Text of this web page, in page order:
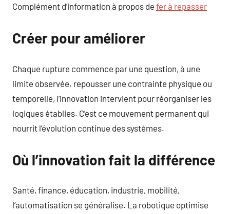
Complément d’information à propos de fer à repasser
Créer pour améliorer
Chaque rupture commence par une question, à une
limite observée. repousser une contrainte physique ou
temporelle, l’innovation intervient pour réorganiser les
logiques établies. C’est ce mouvement permanent qui
nourrit l’évolution continue des systèmes.
Où l’innovation fait la différence
Santé, finance, éducation, industrie, mobilité,
l’automatisation se généralise. La robotique optimise